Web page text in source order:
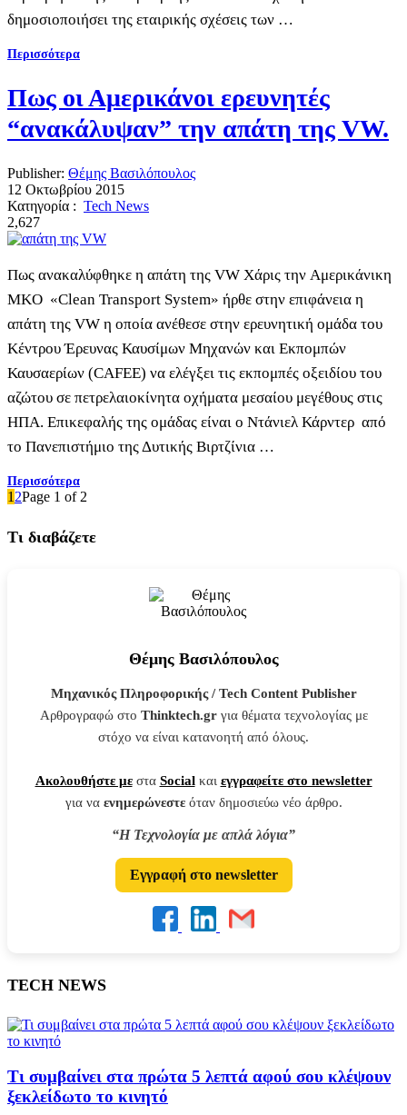
δημοσιοποιήσει της εταιρικής σχέσεις των …
Περισσότερα
Πως οι Αμερικάνοι ερευνητές
“ανακάλυψαν” την απάτη της VW.
Publisher: Θέμης Βασιλόπουλος
12 Οκτωβρίου 2015
Κατηγορία : Tech News
2,627
Πως ανακαλύφθηκε η απάτη της VW Χάρις την Αμερικάνικη
MKO «Clean Transport System» ήρθε στην επιφάνεια η
απάτη της VW η οποία ανέθεσε στην ερευνητική ομάδα του
Κέντρου Έρευνας Καυσίμων Μηχανών και Εκπομπών
Καυσαερίων (CAFEE) να ελέγξει τις εκπομπές οξειδίου του
αζώτου σε πετρελαιοκίνητα οχήματα μεσαίου μεγέθους στις
ΗΠΑ. Επικεφαλής της ομάδας είναι ο Ντάνιελ Κάρντερ από
το Πανεπιστήμιο της Δυτικής Βιρτζίνια …
Περισσότερα
1 2Page 1 of 2
Τι διαβάζετε
Θέμης Βασιλόπουλος
Μηχανικός Πληροφορικής / Tech Content Publisher
Αρθρογραφώ στο Thinktech.grγια θέματα τεχνολογίας με
στόχο να είναι κατανοητή από όλους.
Ακολουθήστε μεστα Socialκαι εγγραφείτε στο newsletter
για να ενημερώνεστεόταν δημοσιεύω νέο άρθρο.
“Η Τεχνολογία με απλά λόγια”
Εγγραφή στο newsletter
TECH NEWS
Τι συμβαίνει στα πρώτα 5 λεπτά αφού σου κλέψουν
ξεκλείδωτο το κινητό